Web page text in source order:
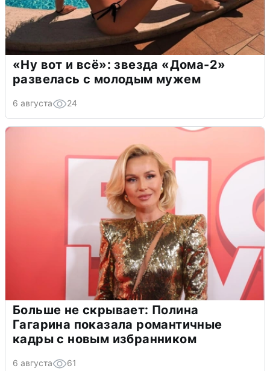
«Ну вот и всё»: звезда «Дома-2»
развелась с молодым мужем
6 августа 24
Больше не скрывает: Полина
Гагарина показала романтичные
кадры с новым избранником
6 августа 61